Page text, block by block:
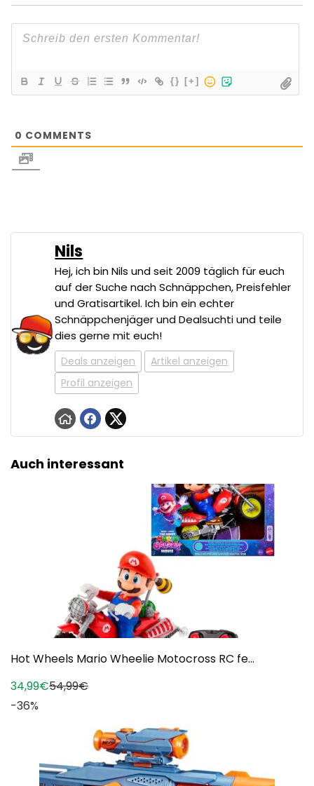
{} [+]
0 COMMENTS
Nils
Hej, ich bin Nils und seit 2009 täglich für euch
auf der Suche nach Schnäppchen, Preisfehler
und Gratisartikel. Ich bin ein echter
Schnäppchenjäger und Dealsuchti und teile
dies gerne mit euch!
Deals anzeigen
Artikel anzeigen
Profil anzeigen
Auch interessant
Hot Wheels Mario Wheelie Motocross RC fe...
34,99€54,99€
-36%